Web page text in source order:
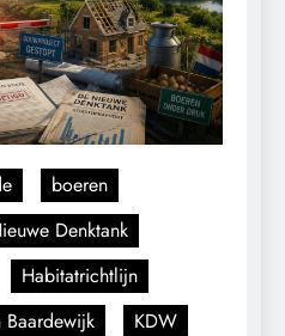
boeren
Denktank
Habitatrichtlijn
Baardewijk
KDW